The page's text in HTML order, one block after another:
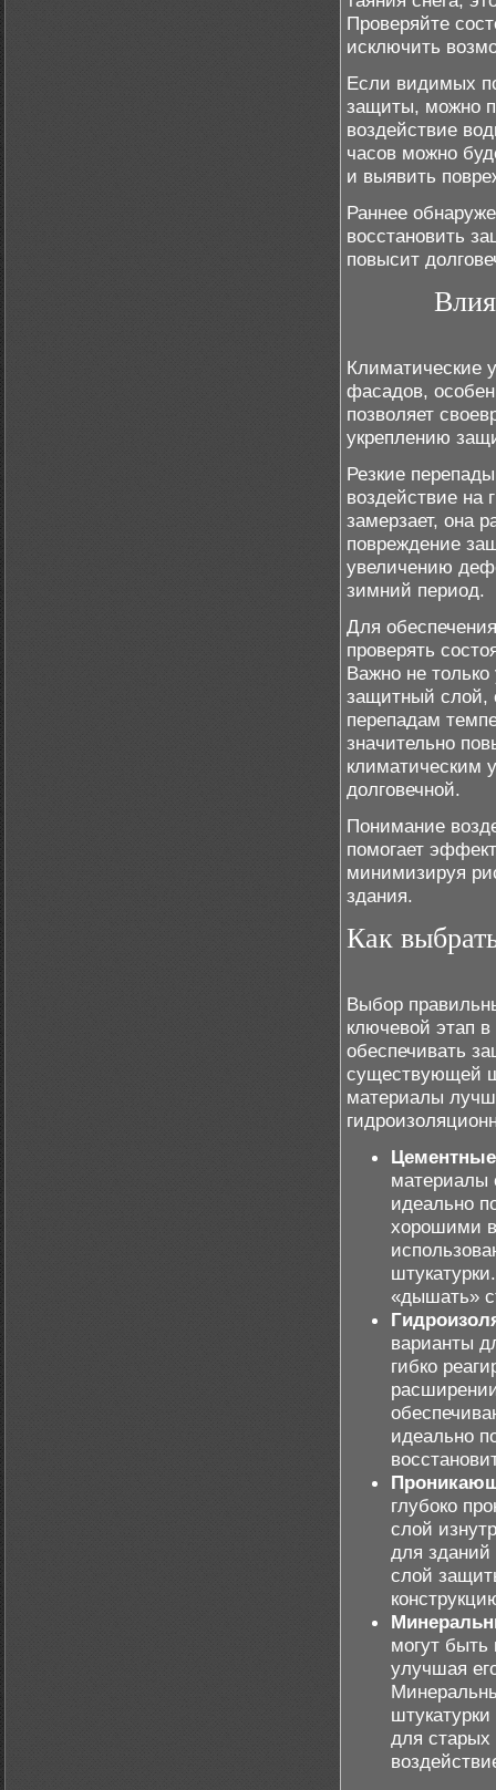
Проверяйте
исключить
Если видимых
защиты, можно
воздействие
часов можно
и выявить
Раннее
восстановить
повысит
Климатические
фасадов,
позволяет
укреплению
Резкие
воздействие на
замерзает, она
повреждение
увеличению
зимний период.
Для
проверять
Важно не
защитный слой,
перепадам
значительно
климатическим
долговечной.
Понимание
помогает
минимизируя
здания.
Как
Выбор
ключевой этап
обеспечивать
существующей
материалы
материалы
идеально
хорошими
«дышать»
варианты
гибко
идеально
глубоко
слой
для зданий
слой
могут быть
улучшая
для старых